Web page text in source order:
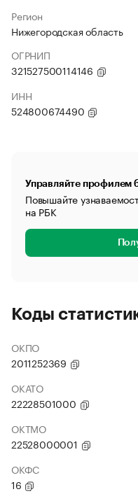
Регион
Нижегородская область
ОГРНИП
321527500114146
ИНН
524800674490
Управляйте профилем
Повышайте
на РБК
Коды
ОКПО
2011252369
ОКАТО
22228501000
ОКТМО
22528000001
ОКФС
16